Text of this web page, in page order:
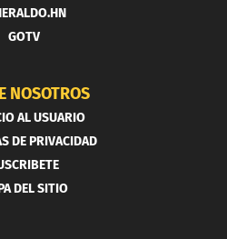
GOTV
NOSOTROS
AL USUARIO
DE PRIVACIDAD
DEL SITIO